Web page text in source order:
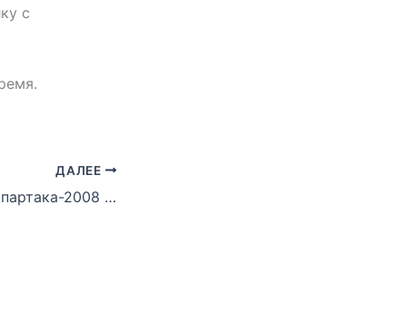
с
ДАЛЕЕ
Второй состав Спартака-2008 принял участие в турнире в Казахстане